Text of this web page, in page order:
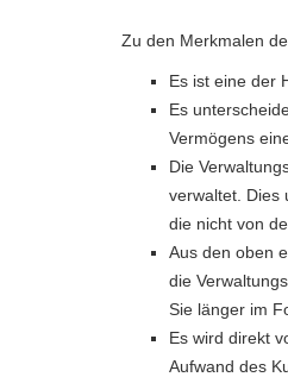
Zu den Merkmalen
Es ist eine der
Es
Vermögens
Die
verwaltet. Dies
die nicht von
Aus den oben
die
Sie länger im
Es wird direkt
Aufwand des